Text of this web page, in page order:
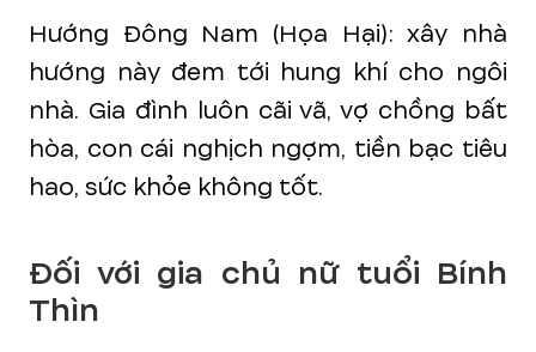
Hướng Đông Nam (Họa Hại): xây nhà
hướng này đem tới hung khí cho ngôi
nhà. Gia đình luôn cãi vã, vợ chồng bất
hòa, con cái nghịch ngợm, tiền bạc tiêu
hao, sức khỏe không tốt.
Đối với gia chủ nữ tuổi Bính
Thìn